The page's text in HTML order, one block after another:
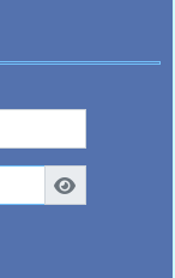
ce n’est pas
«traileurs»